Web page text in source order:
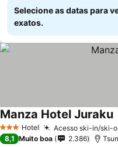
Selecione as datas para
exatos.
3 EstrelasHotel Acesso ski-in/ski-
Manza Hotel Juraku
8,1 Muito boa 2.386